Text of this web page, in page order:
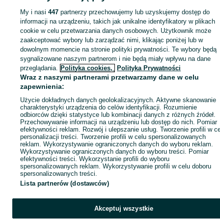
KATEGORIA
ID:934435342 Wyświetlenia:
Zadzwoń / SMS
My i nasi447 partnerzy przechowujemy lub uzyskujemy dostęp do
informacji na urządzeniu, takich jak unikalne identyfikatory w plikach
cookie w celu przetwarzania danych osobowych. Użytkownik może
zaakceptować wybory lub zarządzać nimi, klikając poniżej lub w
dowolnym momencie na stronie polityki prywatności. Te wybory będą
sygnalizowane naszym partnerom i nie będą miały wpływu na dane
przeglądania. Polityka cookies, Polityka Prywatności
Wraz z naszymi partnerami przetwarzamy dane w celu
zapewnienia:
Użycie dokładnych danych geolokalizacyjnych. Aktywne skanowanie
charakterystyki urządzenia do celów identyfikacji. Rozumienie
odbiorców dzięki statystyce lub kombinacji danych z różnych źródeł.
Przechowywanie informacji na urządzeniu lub dostęp do nich. Pomiar
efektywności reklam. Rozwój i ulepszanie usług. Tworzenie profili w
personalizacji treści. Tworzenie profili w celu spersonalizowanych
reklam. Wykorzystywanie ograniczonych danych do wyboru reklam.
Wykorzystywanie ograniczonych danych do wyboru treści. Pomiar
efektywności treści. Wykorzystanie profili do wyboru
spersonalizowanych reklam. Wykorzystywanie profili w celu doboru
spersonalizowanych treści.
Lista partnerów (dostawców)
Akceptuj wszystkie